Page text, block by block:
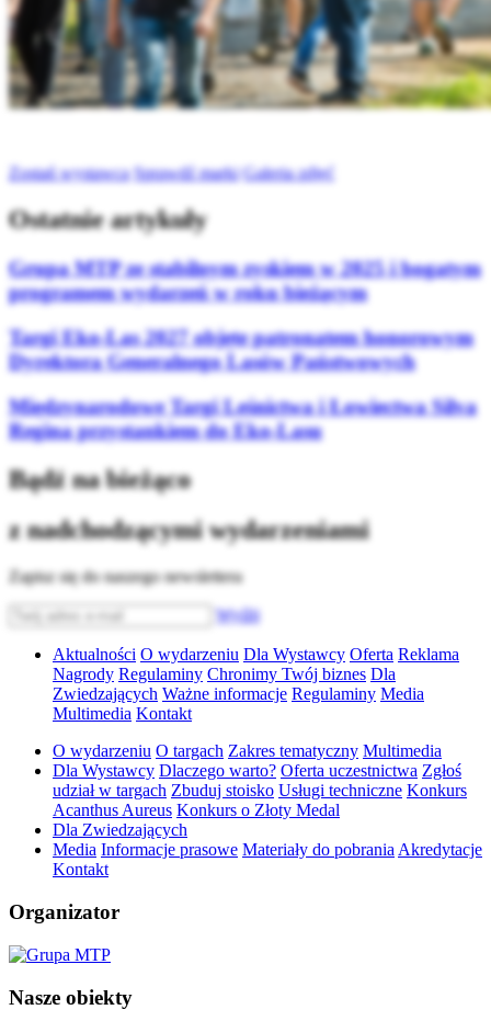
Zostań wystawcą Sprawdź marki Galeria zdjęć
Ostatnie artykuły
Grupa MTP ze stabilnym zyskiem w 2025 i bogatym
programem wydarzeń w roku bieżącym
Targi Eko-Las 2027 objęte patronatem honorowym
Dyrektora Generalnego Lasów Państwowych
Międzynarodowe Targi Leśnictwa i Łowiectwa Silva
Regina przystankiem do Eko-Lasu
Bądź na bieżąco
z nadchodzącymi wydarzeniami
Zapisz się do naszego newslettera
Wyślij
Aktualności O wydarzeniu Dla Wystawcy Oferta Reklama
Nagrody Regulaminy Chronimy Twój biznes Dla
Zwiedzających Ważne informacje Regulaminy Media
Multimedia Kontakt
O wydarzeniu O targach Zakres tematyczny Multimedia
Dla Wystawcy Dlaczego warto? Oferta uczestnictwa Zgłoś
udział w targach Zbuduj stoisko Usługi techniczne Konkurs
Acanthus Aureus Konkurs o Złoty Medal
Dla Zwiedzających
Media Informacje prasowe Materiały do pobrania Akredytacje
Kontakt
Organizator
Nasze obiekty